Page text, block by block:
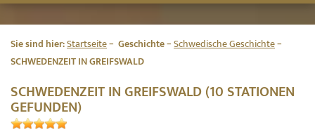
Sie sind hier:Startseite Geschichte Schwedische Geschichte
SCHWEDENZEIT IN GREIFSWALD
SCHWEDENZEIT IN GREIFSWALD (10 STATIONEN
GEFUNDEN)